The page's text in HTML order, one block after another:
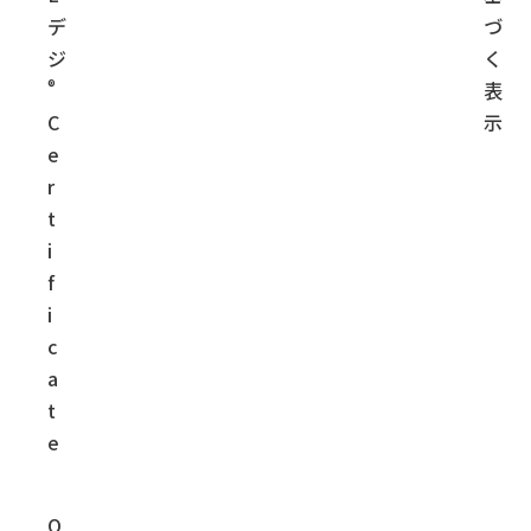
デ
ジ
®
C
e
r
t
i
f
i
c
a
t
e
づ
く
表
示